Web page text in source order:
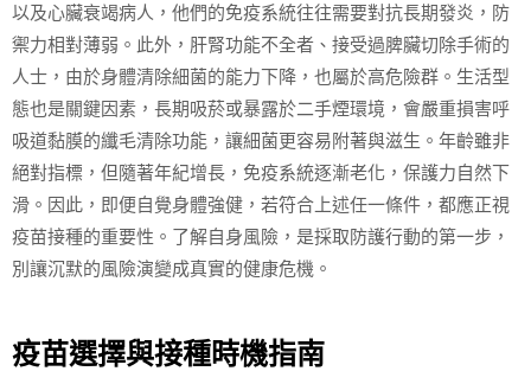
以及心臟衰竭病人，他們的免疫系統往往需要對抗長期發炎，防
禦力相對薄弱。此外，肝腎功能不全者、接受過脾臟切除手術的
人士，由於身體清除細菌的能力下降，也屬於高危險群。生活型
態也是關鍵因素，長期吸菸或暴露於二手煙環境，會嚴重損害呼
吸道黏膜的纖毛清除功能，讓細菌更容易附著與滋生。年齡雖非
絕對指標，但隨著年紀增長，免疫系統逐漸老化，保護力自然下
滑。因此，即便自覺身體強健，若符合上述任一條件，都應正視
疫苗接種的重要性。了解自身風險，是採取防護行動的第一步，
別讓沉默的風險演變成真實的健康危機。
疫苗選擇與接種時機指南